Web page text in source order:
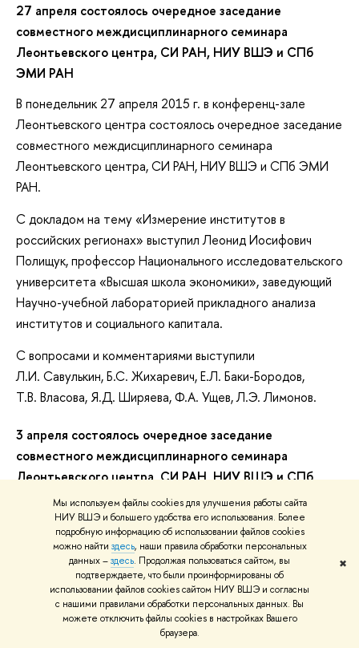
Мы используем файлы cookies для улучшения работы сайта
НИУ ВШЭ и большего удобства его использования. Более
подробную информацию об использовании файлов cookies
можно найти здесь, наши правила обработки персональных
данных –здесь. Продолжая пользоваться сайтом, вы
подтверждаете, что были проинформированы об
использовании файлов cookies сайтом НИУ ВШЭ и согласны
с нашими правилами обработки персональных данных. Вы
можете отключить файлы cookies в настройках Вашего
браузера.
✖
27 апреля состоялось очередное заседание
совместного междисциплинарного семинара
Леонтьевского центра, СИ РАН, НИУ ВШЭ и СПб
ЭМИ РАН
В понедельник 27 апреля 2015 г. в конференц-зале
Леонтьевского центра состоялось очередное заседание
совместного междисциплинарного семинара
Леонтьевского центра, СИ РАН, НИУ ВШЭ и СПб ЭМИ
РАН.
С докладом на тему «Измерение институтов в
российских регионах» выступил Леонид Иосифович
Полищук, профессор Национального исследовательского
университета «Высшая школа экономики», заведующий
Научно-учебной лабораторией прикладного анализа
институтов и социального капитала.
С вопросами и комментариями выступили
Л.И. Савулькин, Б.С. Жихаревич, Е.Л. Баки-Бородов,
Т.В. Власова, Я.Д. Ширяева, Ф.А. Ущев, Л.Э. Лимонов.
3 апреля состоялось очередное заседание
совместного междисциплинарного семинара
Леонтьевского центра, СИ РАН, НИУ ВШЭ и СПб
ЭМИ РАН
В пятницу 3 апреля 2015 г. в конференц-зале
Леонтьевского центра состоялось очередное заседание
совместного междисциплинарного семинара
Леонтьевского центра, СИ РАН, НИУ ВШЭ и СПб ЭМИ
С докладом на тему «Мир и российский кризис»